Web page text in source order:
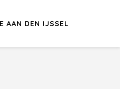
AAN DEN IJSSEL